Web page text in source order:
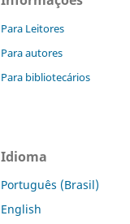
Para Leitores
Para autores
Para bibliotecários
Idioma
Português (Brasil)
English